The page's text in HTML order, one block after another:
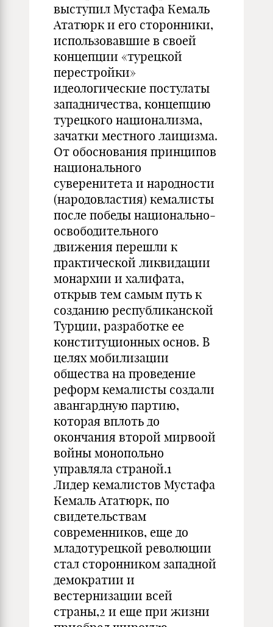
выступил Мустафа Кемаль
Ататюрк и его сторонники,
использовавшие в своей
концепции «турецкой
перестройки»
идеологические постулаты
западничества, концепцию
турецкого национализма,
зачатки местного лаицизма.
От обоснования принципов
национального
суверенитета и народности
(народовластия) кемалисты
после победы национально-
освободительного
движения перешли к
практической ликвидации
монархии и халифата,
открыв тем самым путь к
созданию республиканской
Турции, разработке ее
конституционных основ. В
целях мобилизации
общества на проведение
реформ кемалисты создали
авангардную партию,
которая вплоть до
окончания второй мирвоой
войны монопольно
управляла страной.1
Лидер кемалистов Мустафа
Кемаль Ататюрк, по
свидетельствам
современников, еще до
младотурецкой революции
стал сторонником западной
демократии и
вестернизации всей
страны,2 и еще при жизни